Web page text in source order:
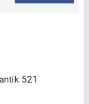
521